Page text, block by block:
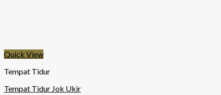
Quick View
Tempat Tidur
Tempat Tidur Jok Ukir